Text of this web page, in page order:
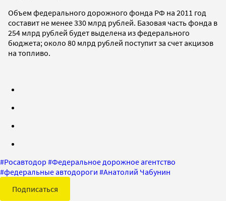
Объем федерального дорожного фонда РФ на 2011 год
составит не менее 330 млрд рублей. Базовая часть фонда в
254 млрд рублей будет выделена из федерального
бюджета; около 80 млрд рублей поступит за счет акцизов
на топливо.
#Росавтодор #Федеральное дорожное агентство
#федеральные автодороги #Анатолий Чабунин
Подписаться